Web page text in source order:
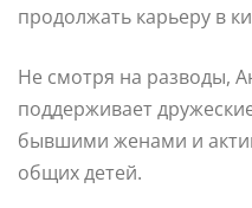
продолжать карьеру в
Не смотря на разводы,
поддерживает
бывшими женами и
общих детей.